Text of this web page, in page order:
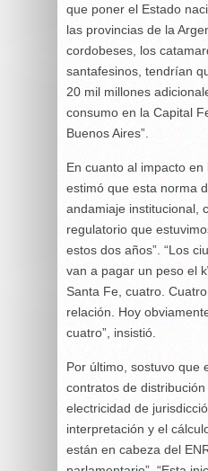
que poner el Estado
las provincias de la
cordobeses, los
santafesinos, tendrían
20 mil millones
consumo en la Capital
Buenos Aires”.
En cuanto al impacto en
estimó que esta norma
andamiaje institucional,
regulatorio que
estos dos años”. “Los
van a pagar un peso el
Santa Fe, cuatro.
relación. Hoy
cuatro”, insistió.
Por último, sostuvo que
contratos de
electricidad de
interpretación y el
están en cabeza del